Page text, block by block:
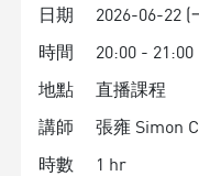
日期
2026-06-22 (
時間
20:00 - 21:00
地點
直播課程
講師
張雍 Simon
時數
1 hr